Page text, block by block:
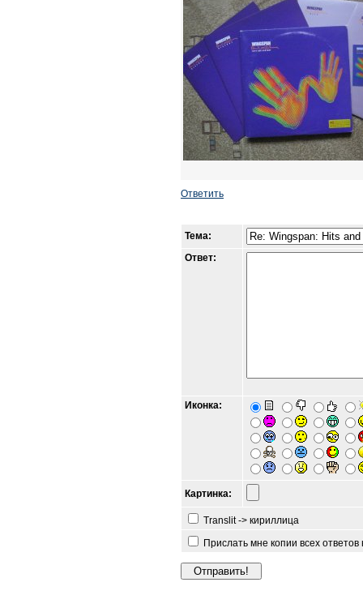
Ответить
Тема:
Ответ:
Иконка:
Картинка:
Translit -> кириллица
Прислать мне копии всех